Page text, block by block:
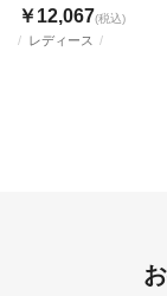
レディース
￥12,067(税込)